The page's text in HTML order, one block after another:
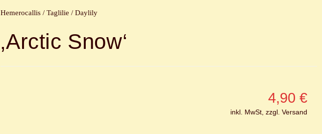
Hemerocallis / Taglilie / Daylily
‚Arctic Snow‘
4,90 €
inkl. MwSt, zzgl. Versand